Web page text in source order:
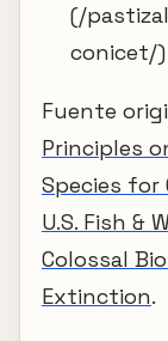
(/
conicet/)
Fuente
Principles
Species for
U.S. Fish &
Colossal
Extinction.